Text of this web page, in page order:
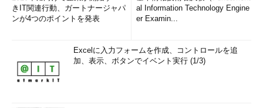
きIT関連行動、ガートナージャパ
ンが4つのポイントを発表
al Information Technology Engine
er Examin...
Excelに入力フォームを作成、コントロールを追
加、表示、ボタンでイベント実行 (1/3)